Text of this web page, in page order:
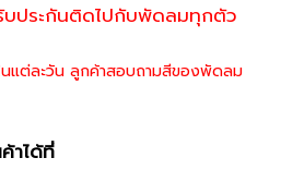
บประกันติดไปกับพัดลมทุกตัว
แต่ละวัน ลูกค้าสอบถามสีของพัดลม
าได้ที่